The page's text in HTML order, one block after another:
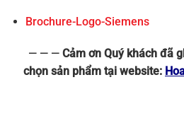
Brochure-Logo-Siemens
— — — Cảm ơn Quý khách đã
chọn sản phẩm tại website: